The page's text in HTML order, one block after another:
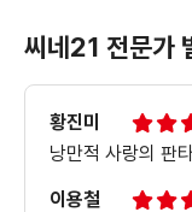
씨네21 전문가
황진미
낭만적 사랑의 판
이용철